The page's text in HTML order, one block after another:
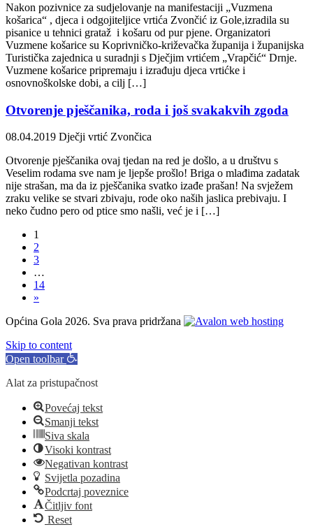
Nakon pozivnice za sudjelovanje na manifestaciji „Vuzmena
košarica“ , djeca i odgojiteljice vrtića Zvončić iz Gole,izradila su
pisanice u tehnici grataž i košaru od pur pjene. Organizatori
Vuzmene košarice su Koprivničko-križevačka županija i županijska
Turistička zajednica u suradnji s Dječjim vrtićem „Vrapčić“ Drnje.
Vuzmene košarice pripremaju i izrađuju djeca vrtićke i
osnovnoškolske dobi, a cilj […]
Otvorenje pješčanika, roda i još svakakvih zgoda
08.04.2019 Dječji vrtić Zvončica
Otvorenje pješčanika ovaj tjedan na red je došlo, a u društvu s
Veselim rodama sve nam je ljepše prošlo! Briga o mlađima zadatak
nije strašan, ma da iz pješčanika svatko izađe prašan! Na svježem
zraku velike se stvari zbivaju, rode oko naših jaslica prebivaju. I
neko čudno pero od ptice smo našli, već je i […]
1
2
3
…
14
»
Općina Gola 2026. Sva prava pridržana
Skip to content
Open toolbar
Alat za pristupačnost
Povećaj tekst
Smanji tekst
Siva skala
Visoki kontrast
Negativan kontrast
Svijetla pozadina
Podcrtaj poveznice
Čitljiv font
Reset